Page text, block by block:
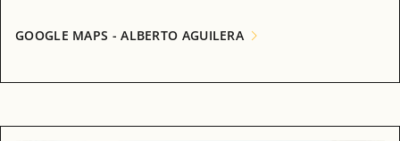
GOOGLE MAPS - ALBERTO AGUILERA